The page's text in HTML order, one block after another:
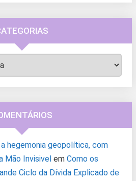
a hegemonia geopolítica, com
Mão Invisivel em Como os
Ciclo da Dívida Explicado de